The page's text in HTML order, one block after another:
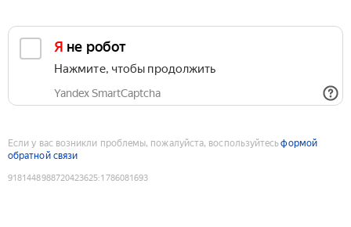
Я не робот
Нажмите, чтобы продолжить
Yandex SmartCaptcha
Если у вас возникли проблемы, пожалуйста, воспользуйтесьформой
обратной связи
9181448988720423625:1786081693